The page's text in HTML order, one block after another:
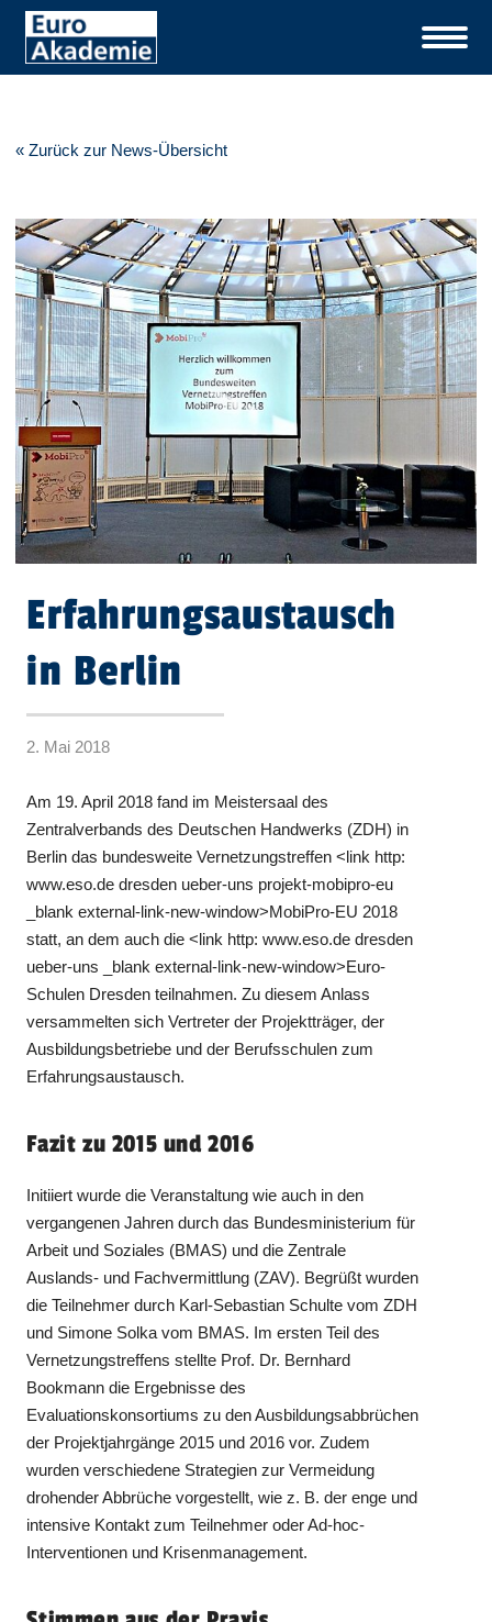
« Zurück zur News-Übersicht
Erfahrungsaustausch
in Berlin
2. Mai 2018
Am 19. April 2018 fand im Meistersaal des
Zentralverbands des Deutschen Handwerks (ZDH) in
Berlin das bundesweite Vernetzungstreffen <link http:
www.eso.de dresden ueber-uns projekt-mobipro-eu
_blank external-link-new-window>MobiPro-EU 2018
statt, an dem auch die <link http: www.eso.de dresden
ueber-uns _blank external-link-new-window>Euro-
Schulen Dresden teilnahmen. Zu diesem Anlass
versammelten sich Vertreter der Projektträger, der
Ausbildungsbetriebe und der Berufsschulen zum
Erfahrungsaustausch.
Fazit zu 2015 und 2016
Initiiert wurde die Veranstaltung wie auch in den
vergangenen Jahren durch das Bundesministerium für
Arbeit und Soziales (BMAS) und die Zentrale
Auslands- und Fachvermittlung (ZAV). Begrüßt wurden
die Teilnehmer durch Karl-Sebastian Schulte vom ZDH
und Simone Solka vom BMAS. Im ersten Teil des
Vernetzungstreffens stellte Prof. Dr. Bernhard
Bookmann die Ergebnisse des
Evaluationskonsortiums zu den Ausbildungsabbrüchen
der Projektjahrgänge 2015 und 2016 vor. Zudem
wurden verschiedene Strategien zur Vermeidung
drohender Abbrüche vorgestellt, wie z. B. der enge und
intensive Kontakt zum Teilnehmer oder Ad-hoc-
Interventionen und Krisenmanagement.